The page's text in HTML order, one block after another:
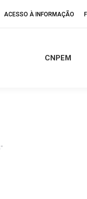
ACESSO À INFORMAÇÃO
CNPEM